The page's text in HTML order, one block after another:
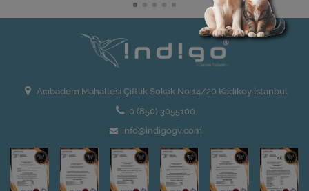
Acıbadem Mahallesi Çiftlik Sokak No:14/20 Kadıköy İstanbul
0 (850) 3055100
info@indigogv.com